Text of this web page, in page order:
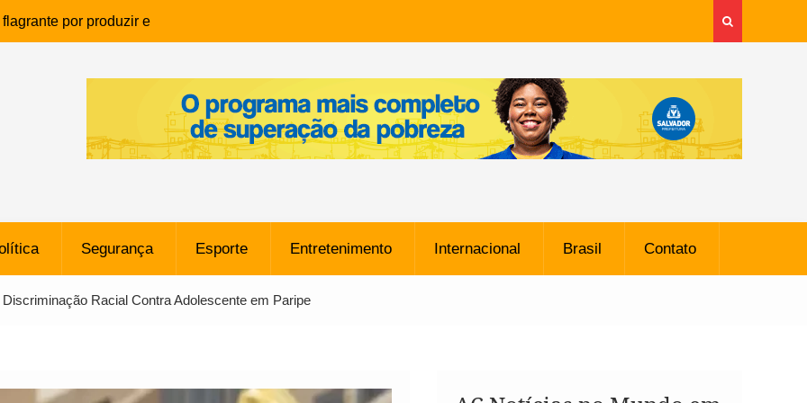
por produzir e
infantil em Eunápolis
morreu após ataque
sem restrições e pode
o Vasco
SpaceX Colide com a Lua
Metros, Afirma a Nasa
Segurança Esporte Entretenimento Internacional Brasil Contato
Racial Contra Adolescente em Paripe